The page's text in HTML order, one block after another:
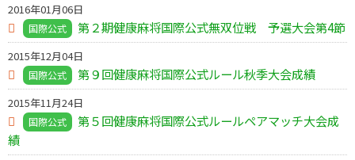
2016年01月06日
国際公式 第２期健康麻将国際公式無双位戦 予選大会第4節
2015年12月04日
国際公式 第９回健康麻将国際公式ルール秋季大会成績
2015年11月24日
国際公式
第５回健康麻将国際公式ルールペアマッチ大会成
績